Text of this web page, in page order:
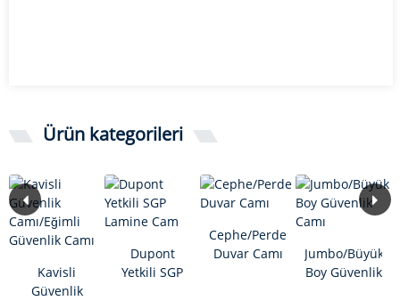
Ürün kategorileri
Kavisli
Güvenlik
Dupont
Yetkili SGP
Cephe/Perde
Duvar Camı
Jumbo/Büyük
Boy Güvenlik